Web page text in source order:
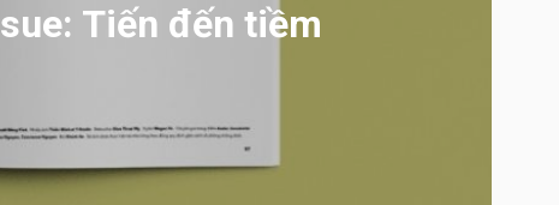
Tiến đến tiềm